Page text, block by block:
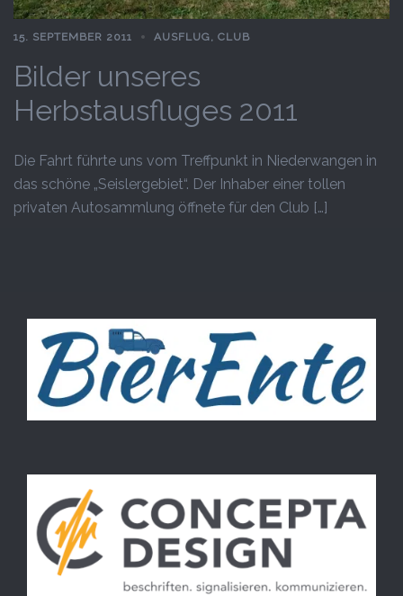
15. SEPTEMBER 2011 AUSFLUG CLUB
Bilder unseres
Herbstausfluges 2011
Die Fahrt führte uns vom Treffpunkt in Niederwangen in
das schöne „Seislergebiet“. Der Inhaber einer tollen
privaten Autosammlung öffnete für den Club […]